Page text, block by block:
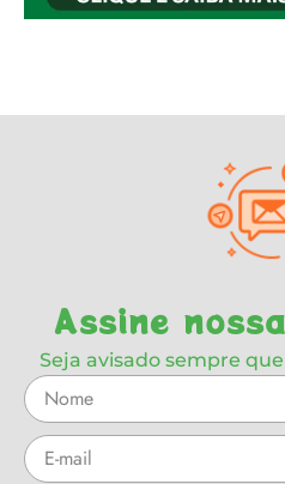
Assine
Seja avisado sempre